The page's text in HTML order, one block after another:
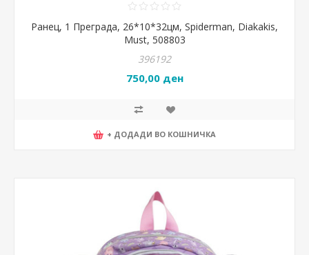
Ранец, 1 Преграда, 26*10*32цм, Spiderman, Diakakis,
Must, 508803
396192
750,00 ден
+ ДОДАДИ ВО КОШНИЧКА